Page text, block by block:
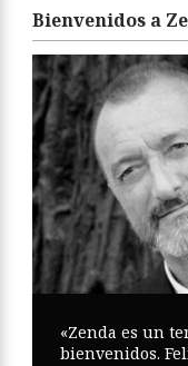
Bienvenidos a
«Zenda es un
bienvenidos.